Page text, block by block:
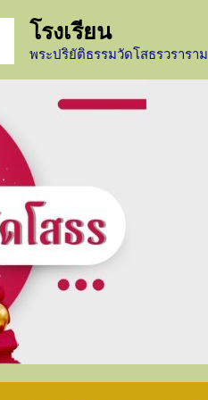
โรงเรียน
พระปริยัติธรรมวัดโสธรวราราม